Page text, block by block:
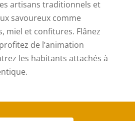
artisans traditionnels et
savoureux comme
miel et confitures. Flânez
de l’animation
les habitants attachés à